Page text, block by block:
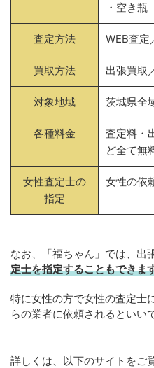
・空き瓶
査定方法 WEB査定
買取方法 出張買取
対象地域 茨城県全
各種料金
査定料・
ど全て無
女性査定士の
指定
女性の依
なお、「福ちゃん」では、出
定士を指定することもできま
特に女性の方で女性の査定士
らの業者に依頼されるといい
詳しくは、以下のサイトをご